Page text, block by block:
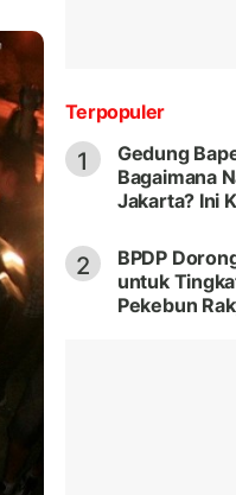
Terpopuler
1
Gedung
Bagaimana
Jakarta? Ini
2
BPDP
untuk
Pekebun